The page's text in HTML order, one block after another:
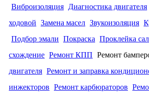
Виброизоляция Диагностика двигателя
ходовой Замена масел Звукоизоляция
Подбор эмали Покраска Проклейка
схождение Ремонт КПП Ремонт
двигателя Ремонт и заправка
инжекторов Ремонт карбюраторов